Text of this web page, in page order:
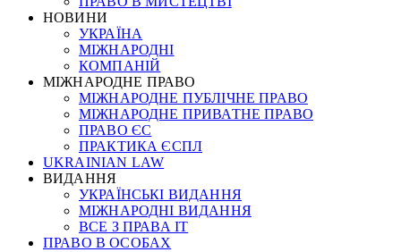
НОВИНИ
УКРАЇНА
МІЖНАРОДНІ
КОМПАНІЙ
МІЖНАРОДНЕ ПРАВО
МІЖНАРОДНЕ ПУБЛІЧНЕ ПРАВО
МІЖНАРОДНЕ ПРИВАТНЕ ПРАВО
ПРАВО ЄС
ПРАКТИКА ЄСПЛ
UKRAINIAN LAW
ВИДАННЯ
УКРАЇНСЬКІ ВИДАННЯ
МІЖНАРОДНІ ВИДАННЯ
ВСЕ З ПРАВА ІТ
ПРАВО В ОСОБАХ